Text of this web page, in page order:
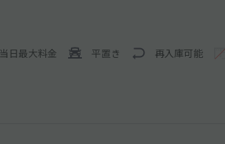
当日最大料金 平置き 再入庫可能